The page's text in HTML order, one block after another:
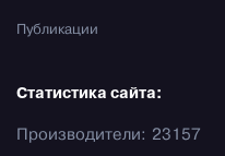
Публикации
Статистика сайта:
Производители: 23157